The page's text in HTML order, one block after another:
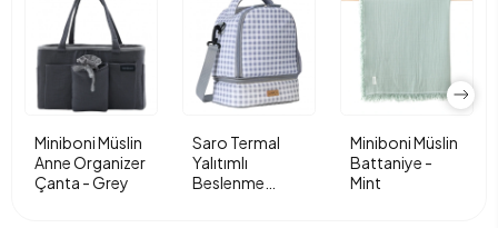
Miniboni Müslin
Anne Organizer
Çanta - Grey
Saro Termal
Yalıtımlı
Beslenme
Miniboni Müslin
Battaniye -
Mint